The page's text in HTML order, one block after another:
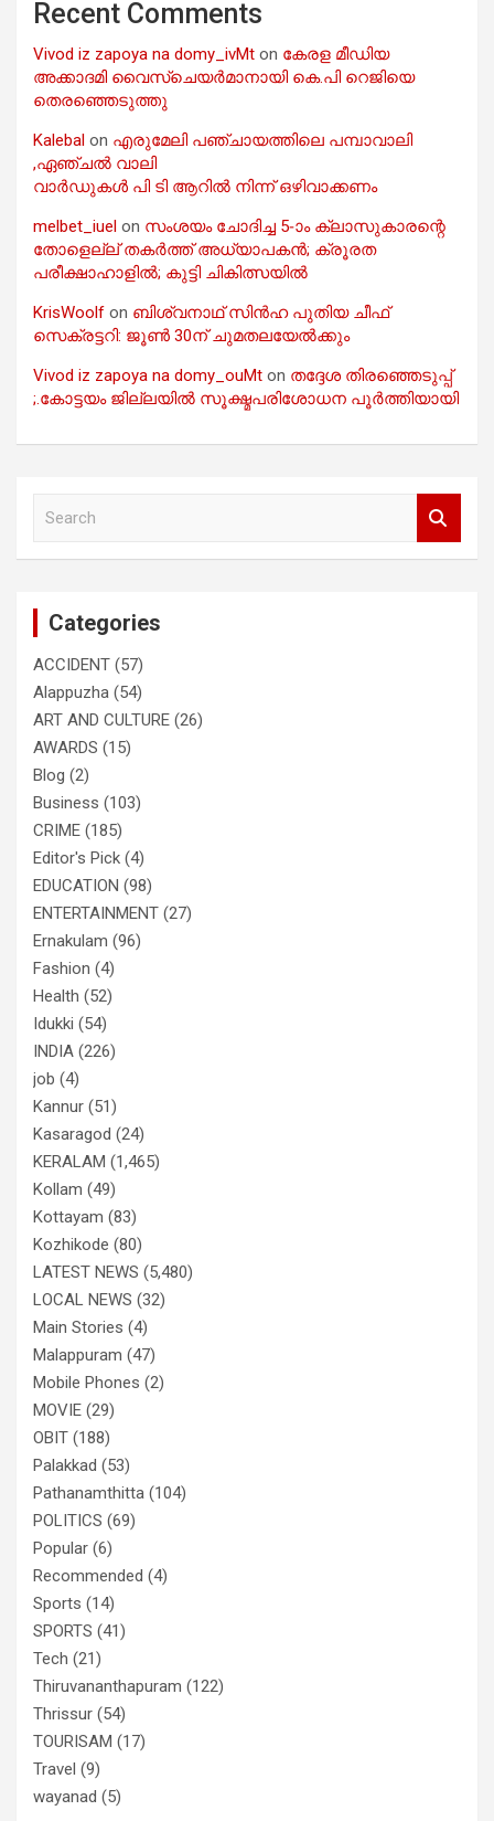
Recent Comments
Vivod iz zapoya na domy_ivMt on കേരള മീഡിയ
അക്കാദമി വൈസ്ചെയർമാനായി കെ.പി റെജിയെ
തെരഞ്ഞെടുത്തു
Kalebal on എരുമേലി പഞ്ചായത്തിലെ പമ്പാവാലി
,ഏഞ്ചൽ വാലി
വാർഡുകൾ പി ടി ആറിൽ നിന്ന് ഒഴിവാക്കണം
melbet_iuel on സംശയം ചോദിച്ച 5-ാം ക്ലാസുകാരന്റെ
തോളെല്ല് തകർത്ത് അധ്യാപകൻ; ക്രൂരത
പരീക്ഷാഹാളിൽ; കുട്ടി ചികിത്സയിൽ
KrisWoolf on ബിശ്വനാഥ് സിൻഹ പുതിയ ചീഫ്
സെക്രട്ടറി: ജൂൺ 30ന് ചുമതലയേൽക്കും
Vivod iz zapoya na domy_ouMt on തദ്ദേശ തിരഞ്ഞെടുപ്പ്
;.കോട്ടയം ജില്ലയിൽ സൂക്ഷ്മപരിശോധന പൂർത്തിയായി
Categories
ACCIDENT (57)
Alappuzha (54)
ART AND CULTURE (26)
AWARDS (15)
Blog (2)
Business (103)
CRIME (185)
Editor's Pick (4)
EDUCATION (98)
ENTERTAINMENT (27)
Ernakulam (96)
Fashion (4)
Health (52)
Idukki (54)
INDIA (226)
job (4)
Kannur (51)
Kasaragod (24)
KERALAM (1,465)
Kollam (49)
Kottayam (83)
Kozhikode (80)
LATEST NEWS (5,480)
LOCAL NEWS (32)
Main Stories (4)
Malappuram (47)
Mobile Phones (2)
MOVIE (29)
OBIT (188)
Palakkad (53)
Pathanamthitta (104)
POLITICS (69)
Popular (6)
Recommended (4)
Sports (14)
SPORTS (41)
Tech (21)
Thiruvananthapuram (122)
Thrissur (54)
TOURISAM (17)
Travel (9)
wayanad (5)